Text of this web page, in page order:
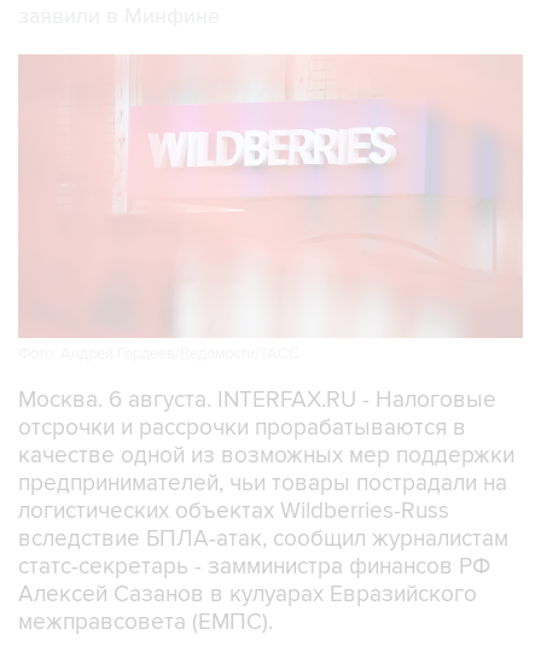
Москва. 6 августа. INTERFAX.RU - Налоговые
отсрочки и рассрочки прорабатываются в
качестве одной из возможных мер поддержки
предпринимателей, чьи товары пострадали на
логистических объектах Wildberries-Russ
вследствие БПЛА-атак, сообщил журналистам
статс-секретарь - замминистра финансов РФ
Алексей Сазанов в кулуарах Евразийского
межправсовета (ЕМПС).